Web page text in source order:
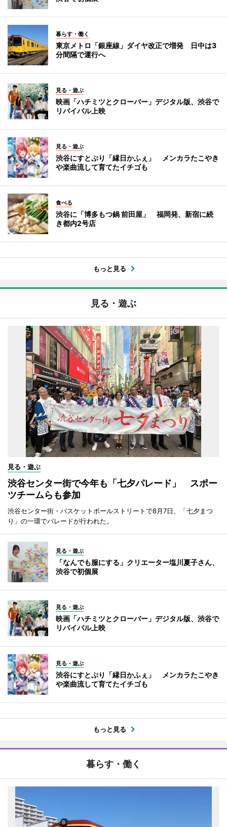
暮らす・働く
東京メトロ「銀座線」ダイヤ改正で増発 日中は3
分間隔で運行へ
見る・遊ぶ
映画「ハチミツとクローバー」デジタル版、渋谷で
リバイバル上映
見る・遊ぶ
渋谷にすとぷり「縁日かふぇ」 メンカラたこやき
や楽曲流して育てたイチゴも
食べる
渋谷に「博多もつ鍋 前田屋」 福岡発、新宿に続
き都内2号店
もっと見る
見る・遊ぶ
見る・遊ぶ
渋谷センター街で今年も「七夕パレード」 スポー
ツチームらも参加
渋谷センター街・バスケットボールストリートで8月7日、「七夕まつ
り」の一環でパレードが行われた。
見る・遊ぶ
「なんでも服にする」クリエーター塩川夏子さん、
渋谷で初個展
見る・遊ぶ
映画「ハチミツとクローバー」デジタル版、渋谷で
リバイバル上映
見る・遊ぶ
渋谷にすとぷり「縁日かふぇ」 メンカラたこやき
や楽曲流して育てたイチゴも
もっと見る
暮らす・働く